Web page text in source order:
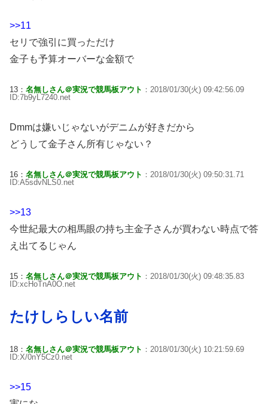
>>11
セリで強引に買っただけ
金子も予算オーバーな金額で
13： 名無しさん＠実況で競馬板アウト ：2018/01/30(火) 09:42:56.09
ID:7b9yL7240.net
Dmmは嫌いじゃないがデニムが好きだから
どうして金子さん所有じゃない？
16： 名無しさん＠実況で競馬板アウト ：2018/01/30(火) 09:50:31.71
ID:A5sdvNLS0.net
>>13
今世紀最大の相馬眼の持ち主金子さんが買わない時点で答
え出てるじゃん
15： 名無しさん＠実況で競馬板アウト ：2018/01/30(火) 09:48:35.83
ID:xcHoTnA0O.net
たけしらしい名前
18： 名無しさん＠実況で競馬板アウト ：2018/01/30(火) 10:21:59.69
ID:X/0nY5Cz0.net
>>15